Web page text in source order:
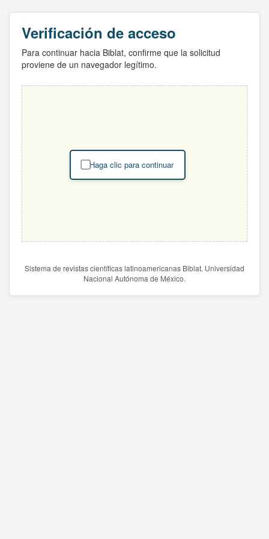
Verificación de acceso
Para continuar hacia Biblat, confirme que la solicitud
proviene de un navegador legítimo.
Haga clic para continuar
Sistema de revistas científicas latinoamericanas Biblat. Universidad
Nacional Autónoma de México.